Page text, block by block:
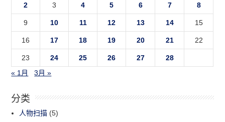
2 3 4 5 6 7 8
9 10 11 12 13 14 15
16 17 18 19 20 21 22
23 24 25 26 27
28
« 1月
3月 »
分类
人物扫描 (5)